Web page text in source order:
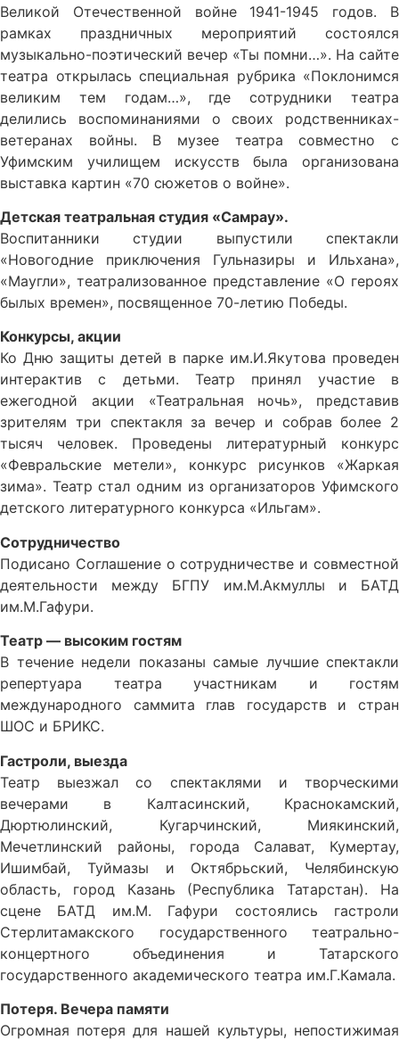
Великой Отечественной войне 1941-1945 годов. В
рамках праздничных мероприятий состоялся
музыкально-поэтический вечер «Ты помни…». На сайте
театра открылась специальная рубрика «Поклонимся
великим тем годам…», где сотрудники театра
делились воспоминаниями о своих родственниках-
ветеранах войны. В музее театра совместно с
Уфимским училищем искусств была организована
выставка картин «70 сюжетов о войне».
Детская театральная студия «Самрау».
Воспитанники студии выпустили спектакли
«Новогодние приключения Гульназиры и Ильхана»,
«Маугли», театрализованное представление «О героях
былых времен», посвященное 70-летию Победы.
Конкурсы, акции
Ко Дню защиты детей в парке им.И.Якутова проведен
интерактив с детьми. Театр принял участие в
ежегодной акции «Театральная ночь», представив
зрителям три спектакля за вечер и собрав более 2
тысяч человек. Проведены литературный конкурс
«Февральские метели», конкурс рисунков «Жаркая
зима». Театр стал одним из организаторов Уфимского
детского литературного конкурса «Ильгам».
Сотрудничество
Подисано Соглашение о сотрудничестве и совместной
деятельности между БГПУ им.М.Акмуллы и БАТД
им.М.Гафури.
Театр — высоким гостям
В течение недели показаны самые лучшие спектакли
репертуара театра участникам и гостям
международного саммита глав государств и стран
ШОС и БРИКС.
Гастроли, выезда
Театр выезжал со спектаклями и творческими
вечерами в Калтасинский, Краснокамский,
Дюртюлинский, Кугарчинский, Миякинский,
Мечетлинский районы, города Салават, Кумертау,
Ишимбай, Туймазы и Октябрьский, Челябинскую
область, город Казань (Республика Татарстан). На
сцене БАТД им.М. Гафури состоялись гастроли
Стерлитамакского государственного театрально-
концертного объединения и Татарского
государственного академического театра им.Г.Камала.
Потеря. Вечера памяти
Огромная потеря для нашей культуры, непостижимая